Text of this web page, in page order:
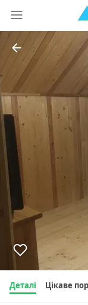
Деталі Цікаве